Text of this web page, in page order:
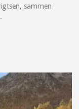
sammen